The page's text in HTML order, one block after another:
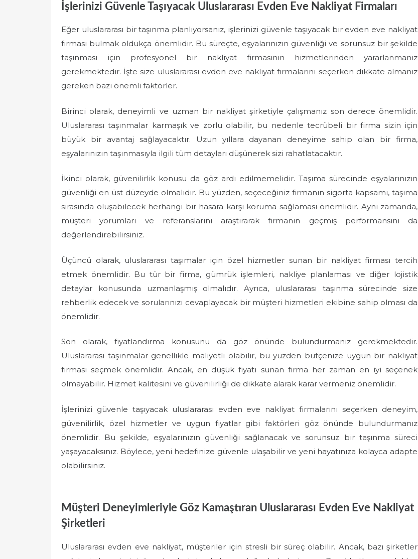
İşlerinizi Güvenle Taşıyacak Uluslararası Evden Eve Nakliyat Firmaları
Eğer uluslararası bir taşınma planlıyorsanız, işlerinizi güvenle taşıyacak bir evden eve nakliyat
firması bulmak oldukça önemlidir. Bu süreçte, eşyalarınızın güvenliği ve sorunsuz bir şekilde
taşınması için profesyonel bir nakliyat firmasının hizmetlerinden yararlanmanız
gerekmektedir. İşte size uluslararası evden eve nakliyat firmalarını seçerken dikkate almanız
gereken bazı önemli faktörler.
Birinci olarak, deneyimli ve uzman bir nakliyat şirketiyle çalışmanız son derece önemlidir.
Uluslararası taşınmalar karmaşık ve zorlu olabilir, bu nedenle tecrübeli bir firma sizin için
büyük bir avantaj sağlayacaktır. Uzun yıllara dayanan deneyime sahip olan bir firma,
eşyalarınızın taşınmasıyla ilgili tüm detayları düşünerek sizi rahatlatacaktır.
İkinci olarak, güvenilirlik konusu da göz ardı edilmemelidir. Taşıma sürecinde eşyalarınızın
güvenliği en üst düzeyde olmalıdır. Bu yüzden, seçeceğiniz firmanın sigorta kapsamı, taşıma
sırasında oluşabilecek herhangi bir hasara karşı koruma sağlaması önemlidir. Aynı zamanda,
müşteri yorumları ve referanslarını araştırarak firmanın geçmiş performansını da
değerlendirebilirsiniz.
Üçüncü olarak, uluslararası taşımalar için özel hizmetler sunan bir nakliyat firması tercih
etmek önemlidir. Bu tür bir firma, gümrük işlemleri, nakliye planlaması ve diğer lojistik
detaylar konusunda uzmanlaşmış olmalıdır. Ayrıca, uluslararası taşınma sürecinde size
rehberlik edecek ve sorularınızı cevaplayacak bir müşteri hizmetleri ekibine sahip olması da
önemlidir.
Son olarak, fiyatlandırma konusunu da göz önünde bulundurmanız gerekmektedir.
Uluslararası taşınmalar genellikle maliyetli olabilir, bu yüzden bütçenize uygun bir nakliyat
firması seçmek önemlidir. Ancak, en düşük fiyatı sunan firma her zaman en iyi seçenek
olmayabilir. Hizmet kalitesini ve güvenilirliği de dikkate alarak karar vermeniz önemlidir.
İşlerinizi güvenle taşıyacak uluslararası evden eve nakliyat firmalarını seçerken deneyim,
güvenilirlik, özel hizmetler ve uygun fiyatlar gibi faktörleri göz önünde bulundurmanız
önemlidir. Bu şekilde, eşyalarınızın güvenliği sağlanacak ve sorunsuz bir taşınma süreci
yaşayacaksınız. Böylece, yeni hedefinize güvenle ulaşabilir ve yeni hayatınıza kolayca adapte
olabilirsiniz.
Müşteri Deneyimleriyle Göz Kamaştıran Uluslararası Evden Eve Nakliyat
Şirketleri
Uluslararası evden eve nakliyat, müşteriler için stresli bir süreç olabilir. Ancak, bazı şirketler